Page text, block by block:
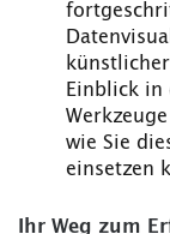
Einblick in
wie Sie
einsetzen
Ihr Weg zum